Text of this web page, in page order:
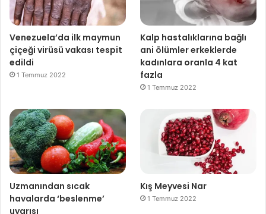
Venezuela’da ilk maymun
çiçeği virüsü vakası tespit
edildi
1 Temmuz 2022
Kalp hastalıklarına bağlı
ani ölümler erkeklerde
kadınlara oranla 4 kat
fazla
1 Temmuz 2022
Uzmanından sıcak
havalarda ‘beslenme’
uyarısı
Kış Meyvesi Nar
1 Temmuz 2022